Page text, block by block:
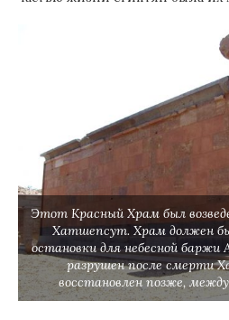
Этот Красный Храм был
Хатшепсут. Храм должен
остановки для небесной
разрушен после смерти
восстановлен позже, между